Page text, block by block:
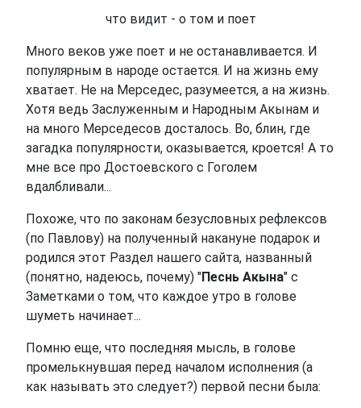
что видит - о том и поет
Много веков уже поет и не останавливается. И
популярным в народе остается. И на жизнь ему
хватает. Не на Мерседес, разумеется, а на жизнь.
Хотя ведь Заслуженным и Народным Акынам и
на много Мерседесов досталось. Во, блин, где
загадка популярности, оказывается, кроется! А то
мне все про Достоевского с Гоголем
вдалбливали...
Похоже, что по законам безусловных рефлексов
(по Павлову) на полученный накануне подарок и
родился этот Раздел нашего сайта, названный
(понятно, надеюсь, почему) "Песнь Акына" с
Заметками о том, что каждое утро в голове
шуметь начинает...
Помню еще, что последняя мысль, в голове
промелькнувшая перед началом исполнения (а
как называть это следует?) первой песни была: